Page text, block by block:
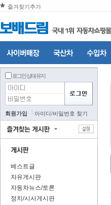
즐겨찾기추가
로그인 상태 유지
회원가입 아이디/비밀번호 찾기
베스트글
자유게시판
자동차뉴스/토론
정치/시사게시판